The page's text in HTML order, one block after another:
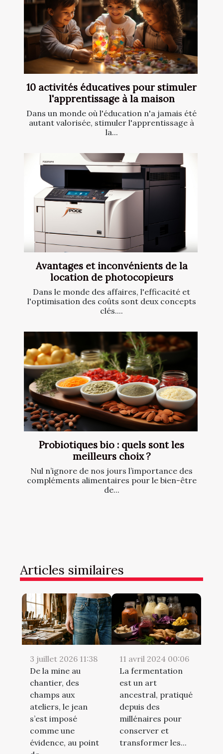
10 activités éducatives pour stimuler
l'apprentissage à la maison
Dans un monde où l'éducation n'a jamais été
autant valorisée, stimuler l'apprentissage à
la...
Avantages et inconvénients de la
location de photocopieurs
Dans le monde des affaires, l'efficacité et
l'optimisation des coûts sont deux concepts
clés....
Probiotiques bio : quels sont les
meilleurs choix ?
Nul n’ignore de nos jours l’importance des
compléments alimentaires pour le bien-être
de...
Articles similaires
3 juillet 2026 11:38
De la mine au
chantier, des
champs aux
ateliers, le jean
s’est imposé
comme une
évidence, au point
11 avril 2024 00:06
La fermentation
est un art
ancestral, pratiqué
depuis des
millénaires pour
conserver et
transformer les...